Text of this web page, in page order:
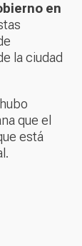
en
la ciudad
que el
está